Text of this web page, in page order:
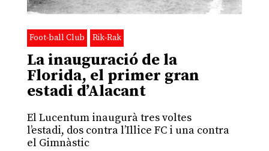
Foot-ball Club Rik-Rak
La inauguració de la
Florida, el primer gran
estadi d’Alacant
El Lucentum inaugurà tres voltes
l’estadi, dos contra l’Illice FC i una contra
el Gimnàstic